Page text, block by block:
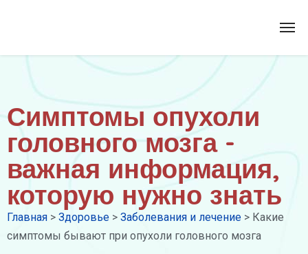
Симптомы опухоли
головного мозга -
важная информация,
которую нужно знать
Главная > Здоровье > Заболевания и лечение > Какие
симптомы бывают при опухоли головного мозга